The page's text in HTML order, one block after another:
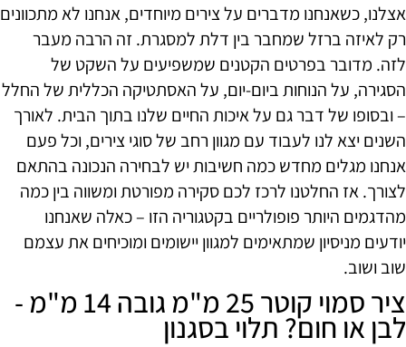
אצלנו, כשאנחנו מדברים על צירים מיוחדים, אנחנו לא מתכוונים
רק לאיזה ברזל שמחבר בין דלת למסגרת. זה הרבה מעבר
לזה. מדובר בפרטים הקטנים שמשפיעים על השקט של
הסגירה, על הנוחות ביום-יום, על האסתטיקה הכללית של החלל
– ובסופו של דבר גם על איכות החיים שלנו בתוך הבית. לאורך
השנים יצא לנו לעבוד עם מגוון רחב של סוגי צירים, וכל פעם
אנחנו מגלים מחדש כמה חשיבות יש לבחירה הנכונה בהתאם
לצורך. אז החלטנו לרכז לכם סקירה מפורטת ומשווה בין כמה
מהדגמים היותר פופולריים בקטגוריה הזו – כאלה שאנחנו
יודעים מניסיון שמתאימים למגוון יישומים ומוכיחים את עצמם
שוב ושוב.
ציר סמוי קוטר 25 מ"מ גובה 14 מ"מ -
לבן או חום? תלוי בסגנון